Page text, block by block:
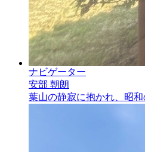
ナビゲーター
安部 朝朗
葉山の静寂に抱かれ、昭